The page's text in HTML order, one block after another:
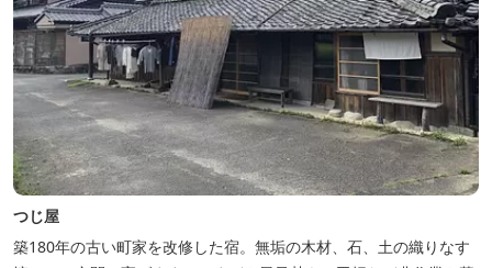
つじ屋
築180年の古い町家を改修した宿。無垢の木材、石、土の織りなす